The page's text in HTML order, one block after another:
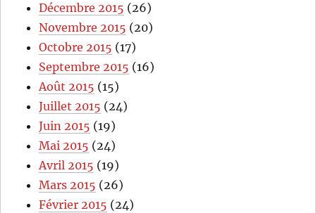
Décembre 2015 (26)
Novembre 2015 (20)
Octobre 2015 (17)
Septembre 2015 (16)
Août 2015 (15)
Juillet 2015 (24)
Juin 2015 (19)
Mai 2015 (24)
Avril 2015 (19)
Mars 2015 (26)
Février 2015 (24)